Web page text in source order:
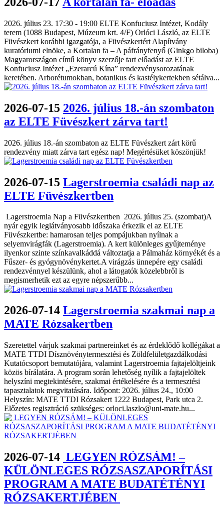
2026. július 23. 17:30 - 19:00 ELTE Konfuciusz Intézet, Kodály
terem (1088 Budapest, Múzeum krt. 4/F) Orlóci László, az ELTE
Füvészkert korábbi igazgatója, a Füvészkertért Alapítvány
kuratóriumi elnöke, a Kortalan fa – A páfrányfenyő (Ginkgo biloba)
Magyarországon című könyv szerzője tart előadást az ELTE
Konfuciusz Intézet „Ezerarcú Kína” rendezvénysorozatának
keretében. Arborétumokban, botanikus és kastélykertekben sétálva...
2026-07-15 2026. július 18.-án szombaton
az ELTE Füvészkert zárva tart!
2026. július 18.-án szombaton az ELTE Füvészkert zárt körű
rendezvény miatt zárva tart egész nap! Megértésüket köszönjük!
2026-07-15 Lagerstroemia családi nap az
ELTE Füvészkertben
Lagerstroemia Nap a Füvészkertben 2026. július 25. (szombat)A
nyár egyik leglátványosabb időszaka érkezik el az ELTE
Füvészkertbe: hamarosan teljes pompájukban nyílnak a
selyemvirágfák (Lagerstroemia). A kert különleges gyűjteménye
ilyenkor szinte színkavalkáddá változtatja a Pálmaház környékét és a
Fűszer- és gyógynövénykertet.A virágzás ünnepére egy családi
rendezvénnyel készülünk, ahol a látogatók közelebbről is
megismerhetik ezt az egyre népszerűbb...
2026-07-14 Lagerstroemia szakmai nap a
MATE Rózsakertben
Szeretettel várjuk szakmai partnereinket és az érdeklődő kollégákat a
MATE TTDI Dísznövénytermesztési és Zöldfelületgazdálkodási
Kutatócsoport bemutatójára, valamint Lagerstroemia fajtajelöltjeink
közös bírálatára. A program során lehetőség nyílik a fajtajelöltek
helyszíni megtekintésére, szakmai értékelésére és a termesztési
tapasztalatok megvitatására. Időpont: 2026. július 24., 10:00
Helyszín: MATE TTDI Rózsakert 1222 Budapest, Park utca 2.
Előzetes regisztráció szükséges: orloci.laszlo@uni-mate.hu...
2026-07-14 LEGYEN RÓZSÁM! –
KÜLÖNLEGES RÓZSASZAPORÍTÁSI
PROGRAM A MATE BUDATÉTÉNYI
RÓZSAKERTJÉBEN